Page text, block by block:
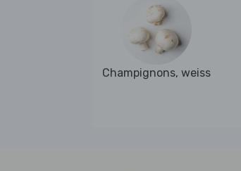
Champignons, weiss